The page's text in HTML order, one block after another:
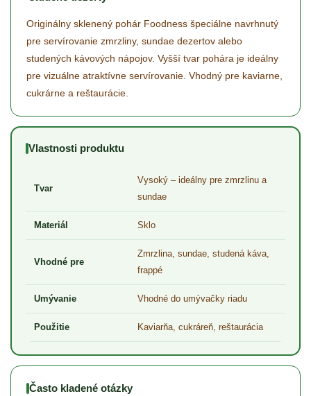
Originálny sklenený pohár Foodness špeciálne navrhnutý
pre servírovanie zmrzliny, sundae dezertov alebo
studených kávových nápojov. Vyšší tvar pohára je ideálny
pre vizuálne atraktívne servírovanie. Vhodný pre kaviarne,
cukrárne a reštaurácie.
Vlastnosti produktu
Tvar
Vysoký – ideálny pre zmrzlinu a
sundae
Materiál Sklo
Vhodné pre
Zmrzlina, sundae, studená káva,
frappé
Umývanie Vhodné do umývačky riadu
Použitie Kaviarňa, cukráreň, reštaurácia
Často kladené otázky